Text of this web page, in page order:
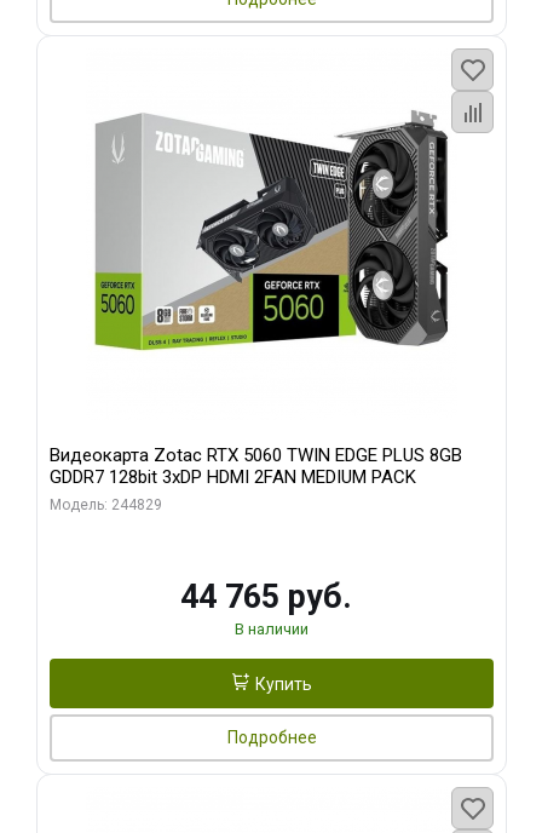
Видеокарта Zotac RTX 5060 TWIN EDGE PLUS 8GB
GDDR7 128bit 3xDP HDMI 2FAN MEDIUM PACK
Модель: 244829
44 765 руб.
В наличии
Купить
Подробнее